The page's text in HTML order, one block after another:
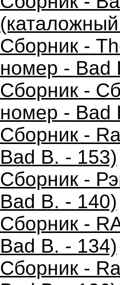
Сборник -
номер - Bad
Сборник -
номер - Bad
Сборник -
Bad B. - 153)
Сборник -
Bad B. - 140)
Сборник -
Bad B. - 134)
Сборник -